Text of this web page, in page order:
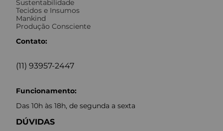
Sustentabilidade
Tecidos e Insumos
Mankind
Produção Consciente
Contato:
(11) 93957-2447
Funcionamento:
Das 10h às 18h, de segunda a sexta
DÚVIDAS